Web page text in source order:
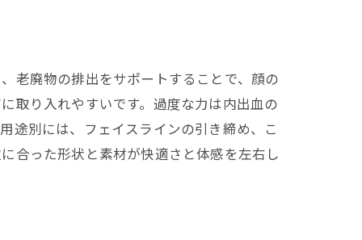
老廃物の排出をサポートすることで、顔の
取り入れやすいです。過度な力は内出血の
途別には、フェイスラインの引き締め、こ
合った形状と素材が快適さと体感を左右し